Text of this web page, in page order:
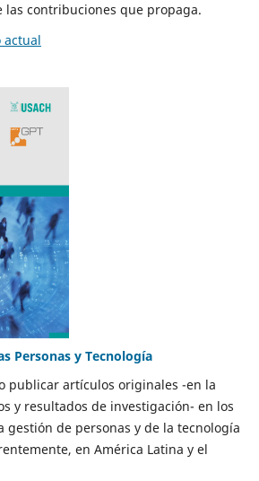
las contribuciones que propaga.
actual
Personas y Tecnología
publicar artículos originales -en la
y resultados de investigación- en los
gestión de personas y de la tecnología
en América Latina y el